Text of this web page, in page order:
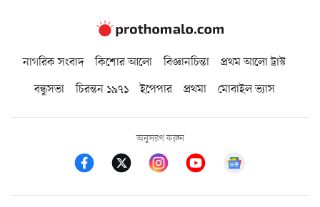
নাগরিক সংবাদ কিশোর আলো বিজ্ঞানচিন্তা
প্রথম আলো ট্রাস্ট
বন্ধুসভা
চিরন্তন ১৯৭১ ইপেপার প্রথমা মোবাইল ভ্যাস
অনুসরণ করুন